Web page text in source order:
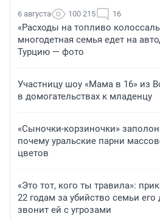
6 августа 100 215 16
«Расходы на топливо
многодетная семья едет на
Турцию — фото
Участницу шоу «Мама в 16» из
в домогательствах к младенцу
«Сыночки-корзиночки»
почему уральские парни
цветов
«Это тот, кого ты травила»:
22 годам за убийство семьи
звонит ей с угрозами